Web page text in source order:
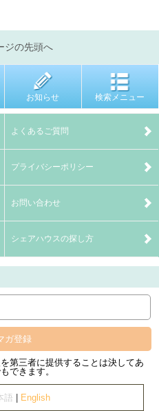
ジの先頭へ
お知らせ 検索メニュー
よくあるご質問
プライバシーポリシー
お問い合わせ
シェアハウスの探し方
ガ登録
第三者に提供することは決してあ
できます。
語 English